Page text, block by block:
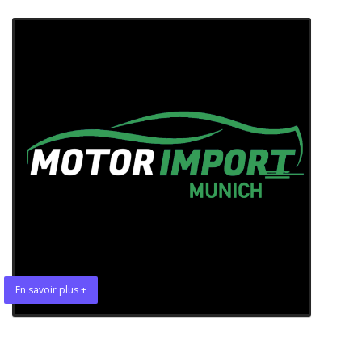
En savoir plus +